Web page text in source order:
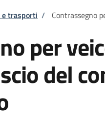
trasporti / Contrassegno
per
del